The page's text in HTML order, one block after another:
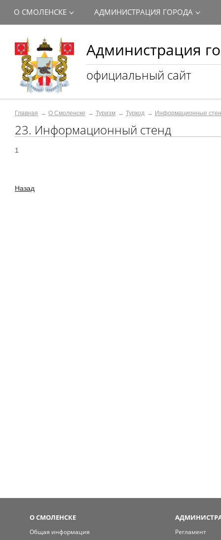
Администрация
официальный сайт
О СМОЛЕНСКЕ АДМИНИСТРАЦИЯ ГОРОДА
Главная О Смоленске Туризм Туркод Информационные
23. Информационный стенд
1
Назад
О СМОЛЕНСКЕ
Общая информация
Регламент